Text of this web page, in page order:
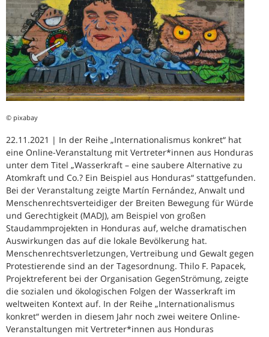
© pixabay
22.11.2021 | In der Reihe „Internationalismus konkret“ hat
eine Online-Veranstaltung mit Vertreter*innen aus Honduras
unter dem Titel „Wasserkraft – eine saubere Alternative zu
Atomkraft und Co.? Ein Beispiel aus Honduras“ stattgefunden.
Bei der Veranstaltung zeigte Martín Fernández, Anwalt und
Menschenrechtsverteidiger der Breiten Bewegung für Würde
und Gerechtigkeit (MADJ), am Beispiel von großen
Staudammprojekten in Honduras auf, welche dramatischen
Auswirkungen das auf die lokale Bevölkerung hat.
Menschenrechtsverletzungen, Vertreibung und Gewalt gegen
Protestierende sind an der Tagesordnung. Thilo F. Papacek,
Projektreferent bei der Organisation GegenStrömung, zeigte
die sozialen und ökologischen Folgen der Wasserkraft im
weltweiten Kontext auf. In der Reihe „Internationalismus
konkret“ werden in diesem Jahr noch zwei weitere Online-
Veranstaltungen mit Vertreter*innen aus Honduras